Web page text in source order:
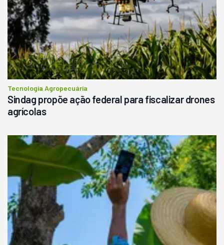
Tecnologia Agropecuária
Sindag propõe ação federal para fiscalizar drones
agrícolas